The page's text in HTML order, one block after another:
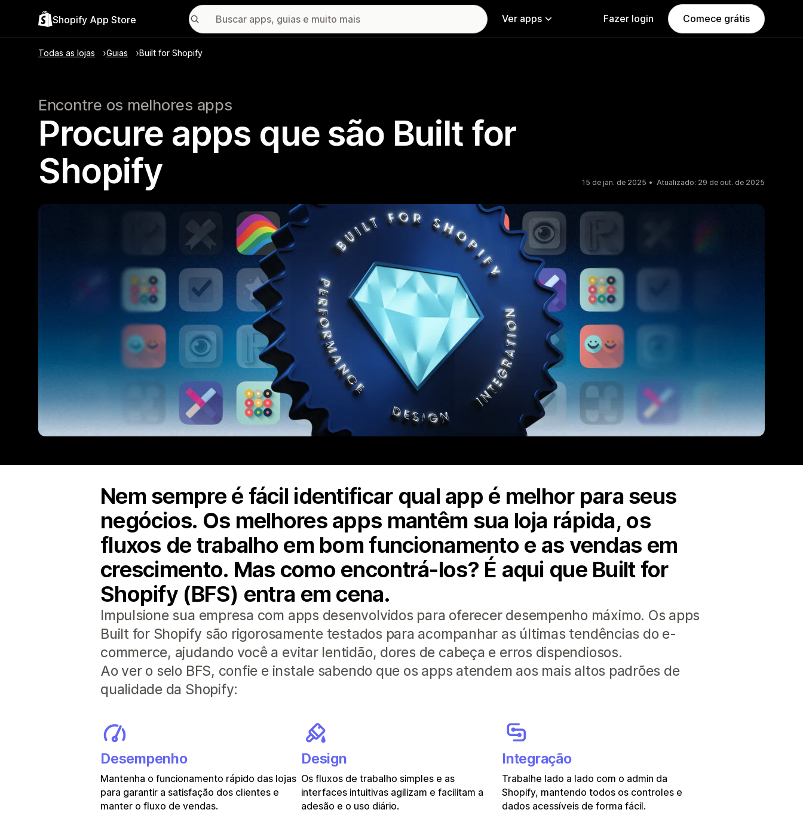
Shopify App Store Ver apps Fazer login Comece grátis
Todas as lojas Guias Built for Shopify
Encontre os melhores apps
Procure apps que são Built for
Shopify
15 de jan. de 2025 Atualizado: 29 de out. de 2025
Nem sempre é fácil identificar qual app é melhor para seus
negócios. Os melhores apps mantêm sua loja rápida, os
fluxos de trabalho em bom funcionamento e as vendas em
crescimento. Mas como encontrá-los? É aqui que Built for
Shopify (BFS) entra em cena.
Impulsione sua empresa com apps desenvolvidos para oferecer desempenho máximo. Os apps
Built for Shopify são rigorosamente testados para acompanhar as últimas tendências do e-
commerce, ajudando você a evitar lentidão, dores de cabeça e erros dispendiosos.
Ao ver o selo BFS, confie e instale sabendo que os apps atendem aos mais altos padrões de
qualidade da Shopify:
Desempenho
Mantenha o funcionamento rápido das lojas
para garantir a satisfação dos clientes e
manter o fluxo de vendas.
Design
Os fluxos de trabalho simples e as
interfaces intuitivas agilizam e facilitam a
adesão e o uso diário.
Integração
Trabalhe lado a lado com o admin da
Shopify, mantendo todos os controles e
dados acessíveis de forma fácil.